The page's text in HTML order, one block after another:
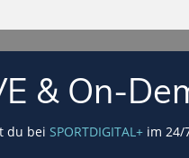
& On-
du bei SPORTDIGITAL+ im 24/